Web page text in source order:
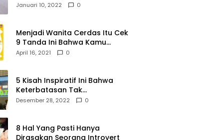
Januari 10, 2022 0
Menjadi Wanita Cerdas Itu Cek
9 Tanda Ini Bahwa Kamu
Memang Wanita Cerdas
April 16, 2021 0
5 Kisah Inspiratif Ini Bahwa
Keterbatasan Tak
Menghalangi Segalanya
Desember 28, 2022 0
8 Hal Yang Pasti Hanya
Dirasakan Seorang Introvert